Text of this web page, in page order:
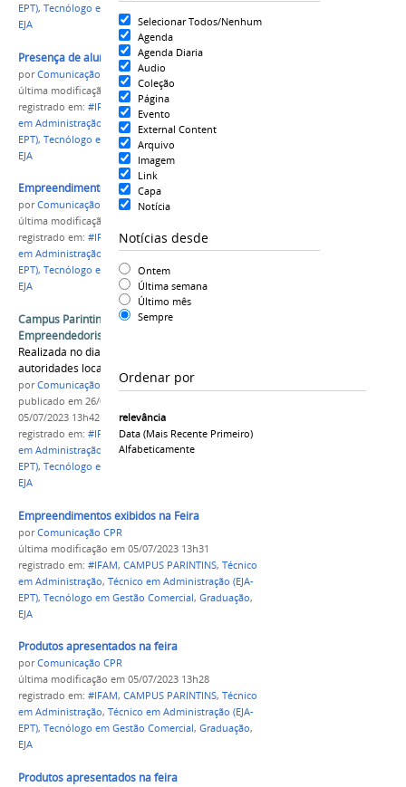
Selecionar Todos/Nenhum
Agenda
Agenda Diaria
Audio
Coleção
Página
Evento
External Content
Arquivo
Imagem
Link
Capa
Notícia
Notícias desde
Ontem
Última semana
Último mês
Sempre
Ordenar por
relevância
Data (mais Recente Primeiro)
Alfabeticamente
EPT), Tecnólogo em Gestão Comercial
EJA
Presença de alunos da rede Estadual
porComunicação CPR
última modificação
em 05/07/2023 13h16
registrado em: #IFAM ,CAMPUS PARINTINS
em Administração
Técnico em Administração (EJA-
EPT), Tecnólogo em Gestão Comercial
EJA
Empreendimentos exibidos na Feira
porComunicação CPR
última modificação
registrado em: #IFAM ,CAMPUS PARINTINS
em Administração
Técnico em Administração (EJA-
EPT), Tecnólogo em Gestão Comercial
EJA
Campus Parintins realiza 1ª Feira de
Empreendedorismo
Realizada no dia 23/06, a Feira contou com
autoridades locais e alunos de diversas escolas
porComunicação CPR
publicado em 26/06/2023
05/07/2023 13h42
registrado em: #IFAM ,CAMPUS PARINTINS,Técnico
em Administração
Técnico em Administração (EJA-
EPT), Tecnólogo em Gestão Comercial
EJA
Empreendimentos exibidos na Feira
porComunicação CPR
última modificação em 05/07/2023 13h31
registrado em: #IFAM, CAMPUS PARINTINS, Técnico
em Administração, Técnico em Administração (EJA-
EPT), Tecnólogo em Gestão Comercial, Graduação,
EJA
Produtos apresentados na feira
porComunicação CPR
última modificação em 05/07/2023 13h28
registrado em: #IFAM, CAMPUS PARINTINS, Técnico
em Administração, Técnico em Administração (EJA-
EPT), Tecnólogo em Gestão Comercial, Graduação,
EJA
Produtos apresentados na feira